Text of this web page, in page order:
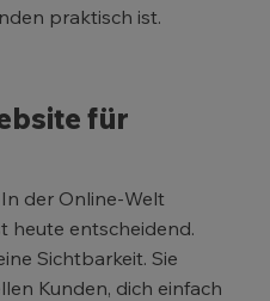
praktisch ist.
für
In der Online-Welt
heute entscheidend.
Sichtbarkeit. Sie
Kunden, dich einfach